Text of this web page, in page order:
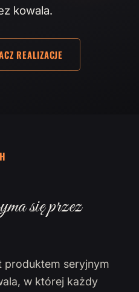
kowala.
REALIZACJE
się przez
produktem seryjnym
w której każdy